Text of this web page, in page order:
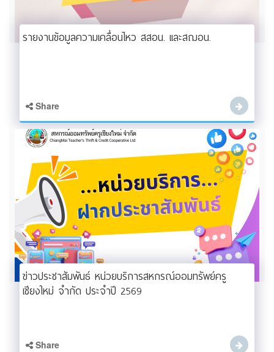
รายงานข้อมูลความเคลื่อนไหว สสอน. เเละสฌอน.
Share
ข่าวประชาสัมพันธ์ หน่วยบริการสหกรณ์ออมทรัพย์ครู
เชียงใหม่ จำกัด ประจำปี 2569
Share